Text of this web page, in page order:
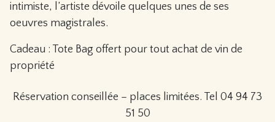
intimiste, l’artiste dévoile quelques unes de ses
oeuvres magistrales.
Cadeau : Tote Bag offert pour tout achat de vin de
propriété
Réservation conseillée – places limitées. Tel 04 94 73
51 50